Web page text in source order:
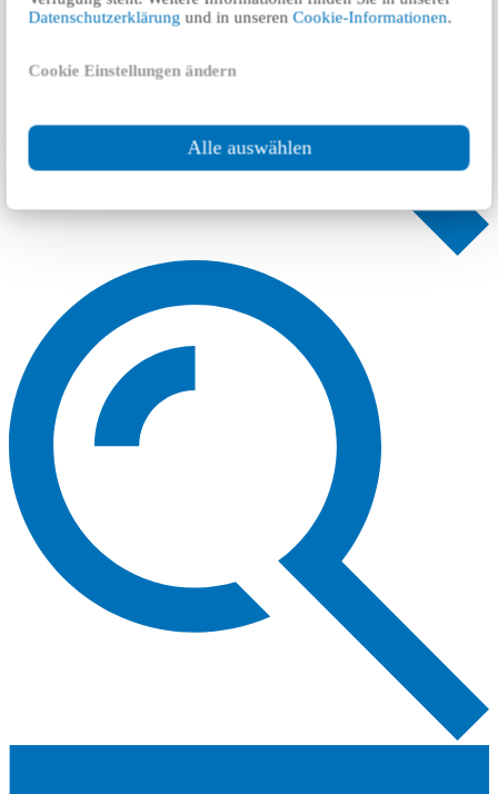
Datenschutzerklärung und in unserenCookie-Informationen.
Cookie Einstellungen ändern
Alle auswählen